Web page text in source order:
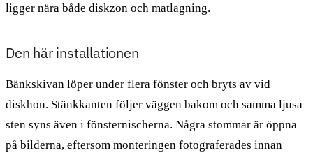
ligger nära både diskzon och matlagning.
Den här installationen
Bänkskivan löper under flera fönster och bryts av vid
diskhon. Stänkkanten följer väggen bakom och samma ljusa
sten syns även i fönsternischerna. Några stommar är öppna
på bilderna, eftersom monteringen fotograferades innan